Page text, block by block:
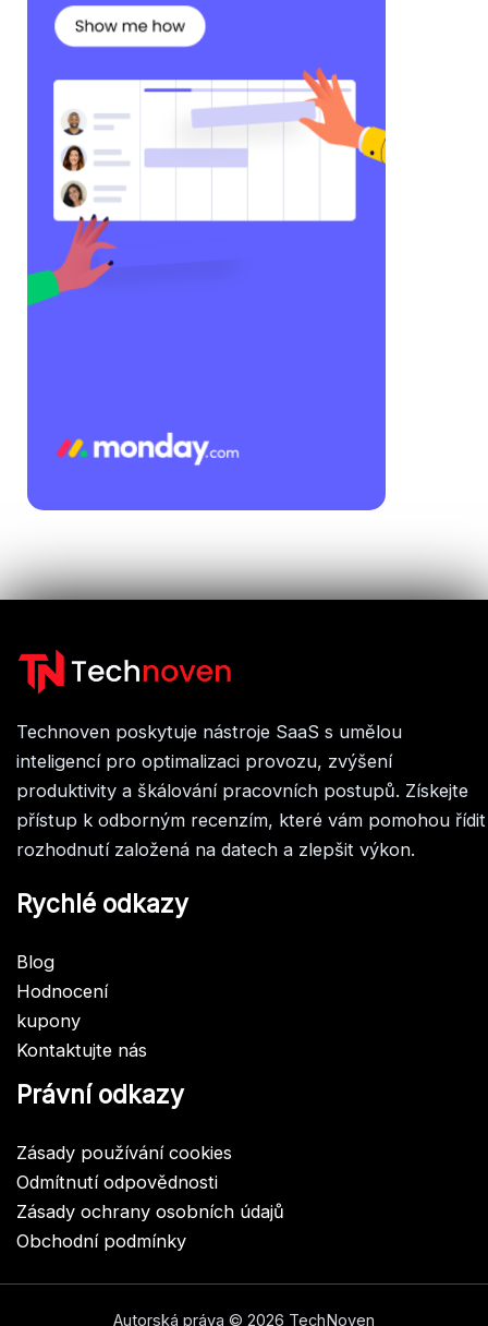
Technoven poskytuje nástroje SaaS s umělou
inteligencí pro optimalizaci provozu, zvýšení
produktivity a škálování pracovních postupů. Získejte
přístup k odborným recenzím, které vám pomohou řídit
rozhodnutí založená na datech a zlepšit výkon.
Rychlé odkazy
Blog
Hodnocení
kupony
Kontaktujte nás
Právní odkazy
Zásady používání cookies
Odmítnutí odpovědnosti
Zásady ochrany osobních údajů
Obchodní podmínky
Autorská práva © 2026 TechNoven